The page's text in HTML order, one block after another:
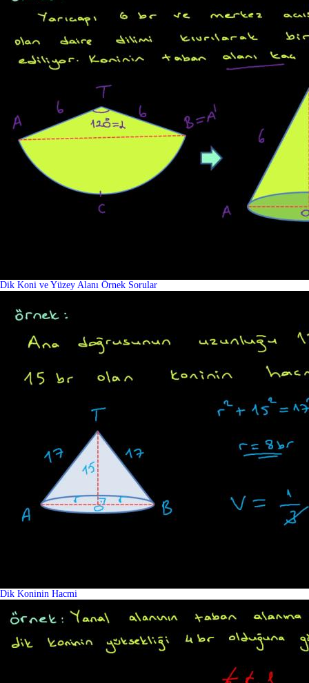
Dik Koni ve Yüzey Alanı Örnek Sorular
Dik Koninin Hacmi